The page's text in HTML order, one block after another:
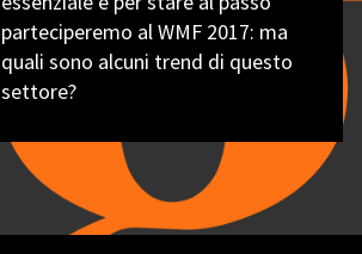
parteciperemo al WMF 2017: ma
quali sono alcuni trend di questo
settore?